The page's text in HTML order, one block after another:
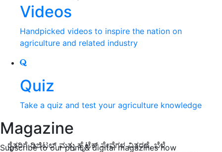
Videos
Handpicked videos to inspire the nation on
agriculture and related industry
Quiz
Take a quiz and test your agriculture knowledge
Magazine
Subscribe to our print & digital magazines now
ರೈತರಿಗೆ ಡಿಜಿಟಲ್ ಮತ್ತು ಹೈಟೆಕ್ ಸೇವೆಗಳ ವಿತರಣೆ, ಬೆಳೆ